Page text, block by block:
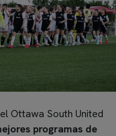
Ottawa South United
programas de